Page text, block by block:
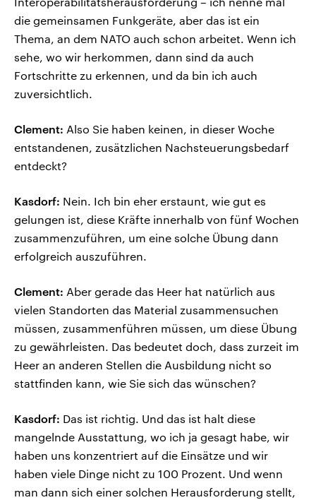
die gemeinsamen Funkgeräte, aber das ist ein
Thema, an dem NATO auch schon arbeitet. Wenn ich
sehe, wo wir herkommen, dann sind da auch
Fortschritte zu erkennen, und da bin ich auch
zuversichtlich.
Clement: Also Sie haben keinen, in dieser Woche
entstandenen, zusätzlichen Nachsteuerungsbedarf
entdeckt?
Kasdorf: Nein. Ich bin eher erstaunt, wie gut es
gelungen ist, diese Kräfte innerhalb von fünf Wochen
zusammenzuführen, um eine solche Übung dann
erfolgreich auszuführen.
Clement: Aber gerade das Heer hat natürlich aus
vielen Standorten das Material zusammensuchen
müssen, zusammenführen müssen, um diese Übung
zu gewährleisten. Das bedeutet doch, dass zurzeit im
Heer an anderen Stellen die Ausbildung nicht so
stattfinden kann, wie Sie sich das wünschen?
Kasdorf: Das ist richtig. Und das ist halt diese
mangelnde Ausstattung, wo ich ja gesagt habe, wir
haben uns konzentriert auf die Einsätze und wir
haben viele Dinge nicht zu 100 Prozent. Und wenn
man dann sich einer solchen Herausforderung stellt,